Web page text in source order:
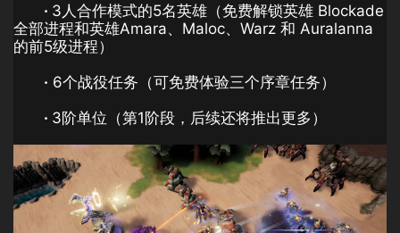
· 3人合作模式的5名英雄（免费解锁英雄 Blockade
全部进程和英雄Amara、Maloc、Warz 和 Auralanna
的前5级进程）
· 6个战役任务（可免费体验三个序章任务）
· 3阶单位（第1阶段，后续还将推出更多）